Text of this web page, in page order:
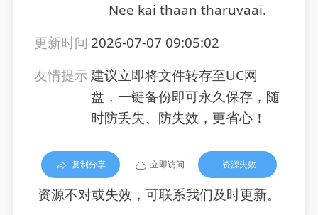
Nee kai thaan tharuvaai.
更新时间 2026-07-07 09:05:02
友情提示建议立即将文件转存至UC网
盘，一键备份即可永久保存，随
时防丢失、防失效，更省心！
复制分享 立即访问 资源失效
资源不对或失效，可联系我们及时更新。